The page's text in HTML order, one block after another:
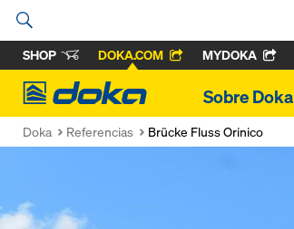
SHOP DOKA.COM MYDOKA
Doka
Sobre Doka
Doka Referencias Brücke Fluss Orinico